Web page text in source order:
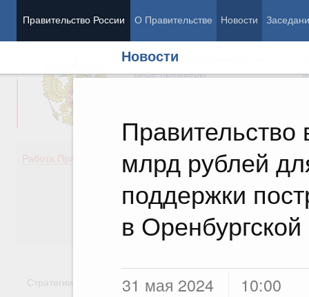
Правительство России О Правительстве Новости
Новости
млрд рублей
поддержки
в Оренбургской
31 мая 2024 10:00
Председатель Правительства
Вице-премьеры
Работа Правительства
Демография
Здоровье
Культура
Общество
Государство
Стратегии Государственные программы